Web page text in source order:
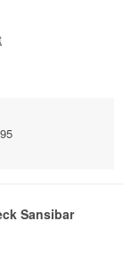
Sansibar